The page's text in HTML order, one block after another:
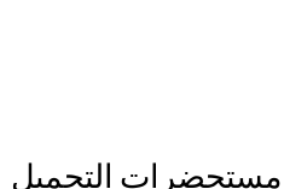
التجميل